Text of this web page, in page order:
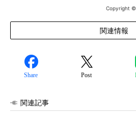
Copyright ©
関連情報
Share Post
関連記事